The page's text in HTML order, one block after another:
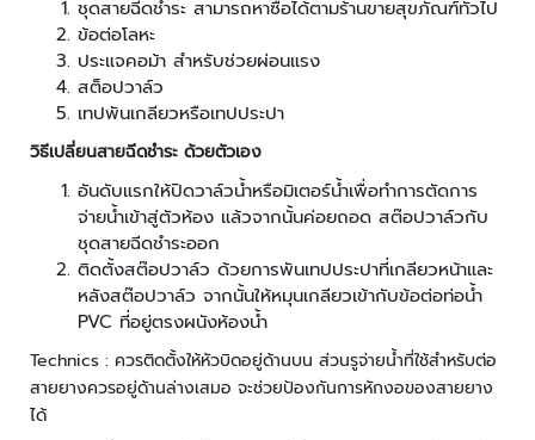
ร
ปิ
ด
ก
ล้
ง
ว
ง
จ
ร
ปิ
ด
ชุดสายฉีดชำระ สามารถหาซื้อได้ตามร้านขายสุขภัณฑ์ทั่วไป
ข้อต่อโลหะ
ประแจคอม้า สำหรับช่วยผ่อนแรง
สต็อปวาล์ว
เทปพันเกลียวหรือเทปประปา
วิธีเปลี่ยนสายฉีดชำระ ด้วยตัวเอง
อันดับแรกให้ปิดวาล์วน้ำหรือมิเตอร์น้ำเพื่อทำการตัดการ
จ่ายน้ำเข้าสู่ตัวห้อง แล้วจากนั้นค่อยถอด สต๊อปวาล์วกับ
ชุดสายฉีดชำระออก
ติดตั้งสต๊อปวาล์ว ด้วยการพันเทปประปาที่เกลียวหน้าและ
หลังสต๊อปวาล์ว จากนั้นให้หมุนเกลียวเข้ากับข้อต่อท่อน้ำ
PVC ที่อยู่ตรงผนังห้องน้ำ
Technics : ควรติดตั้งให้หัวบิดอยู่ด้านบน ส่วนรูจ่ายน้ำที่ใช้สำหรับต่อ
สายยางควรอยู่ด้านล่างเสมอ จะช่วยป้องกันการหักงอของสายยาง
ได้